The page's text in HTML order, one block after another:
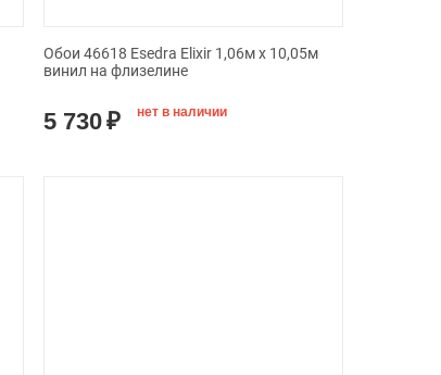
Обои 46618 Esedra Elixir 1,06м х 10,05м
винил на флизелине
5 730₽ нет в наличии